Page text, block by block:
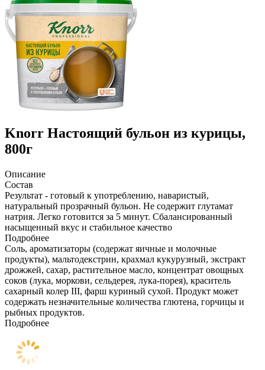
Knorr Настоящий бульон из курицы,
800г
Описание
Состав
Результат - готовый к употреблению, наваристый,
натуральный прозрачный бульон. Не содержит глутамат
натрия. Легко готовится за 5 минут. Сбалансированный
насыщенный вкус и стабильное качество
Подробнее
Соль, ароматизаторы (содержат яичные и молочные
продукты), мальтодекстрин, крахмал кукурузный, экстракт
дрожжей, сахар, растительное масло, концентрат овощных
соков (лука, моркови, сельдерея, лука-порея), краситель
сахарный колер III, фарш куриный сухой. Продукт может
содержать незначительные количества глютена, горчицы и
рыбных продуктов.
Подробнее